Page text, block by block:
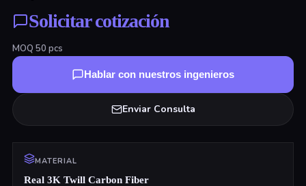
Solicitar cotización
MOQ 50 pcs
Hablar con nuestros ingenieros
Enviar Consulta
MATERIAL
Real 3K Twill Carbon Fiber